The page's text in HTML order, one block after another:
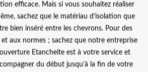
efficace. Mais si vous souhaitez réaliser
sachez que le matériau d’isolation que
bien inséré entre les chevrons. Pour des
aux normes ; sachez que notre entreprise
Etancheite est à votre service et
du début jusqu’à la fin de votre